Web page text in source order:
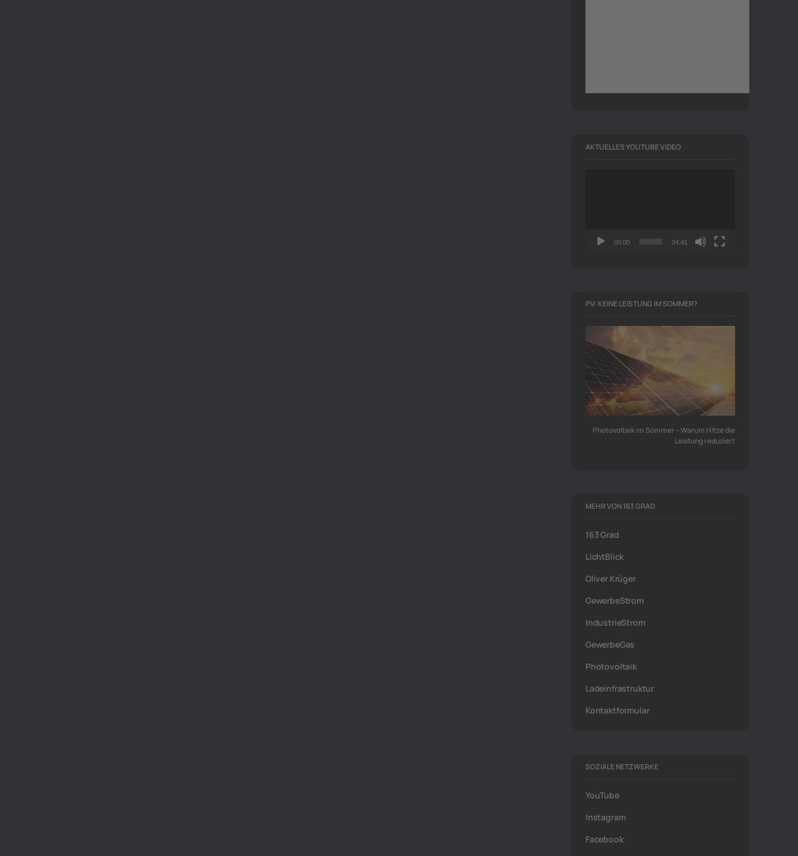
AKTUELLES YOUTUBE VIDEO
00:00 34:41
PV: KEINE LEISTUNG IM SOMMER?
Photovoltaik im Sommer – Warum Hitze die
Leistung reduziert
MEHR VON 163 GRAD
163 Grad
LichtBlick
Oliver Krüger
GewerbeStrom
IndustrieStrom
GewerbeGas
Photovoltaik
Ladeinfrastruktur
Kontaktformular
SOZIALE NETZWERKE
YouTube
Instagram
Facebook